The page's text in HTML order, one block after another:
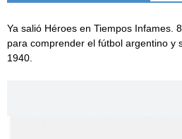
Ya salió Héroes en Tiempos Infames.
para comprender el fútbol argentino y
1940.